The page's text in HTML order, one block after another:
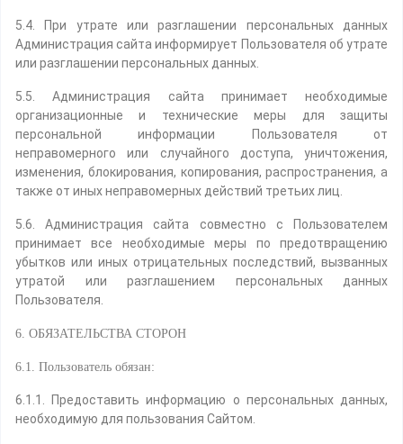
5.4. При утрате или разглашении персональных данных
Администрация сайта информирует Пользователя об утрате
или разглашении персональных данных.
5.5. Администрация сайта принимает необходимые
организационные и технические меры для защиты
персональной информации Пользователя от
неправомерного или случайного доступа, уничтожения,
изменения, блокирования, копирования, распространения, а
также от иных неправомерных действий третьих лиц.
5.6. Администрация сайта совместно с Пользователем
принимает все необходимые меры по предотвращению
убытков или иных отрицательных последствий, вызванных
утратой или разглашением персональных данных
Пользователя.
6. ОБЯЗАТЕЛЬСТВА СТОРОН
6.1. Пользователь обязан:
6.1.1. Предоставить информацию о персональных данных,
необходимую для пользования Сайтом.